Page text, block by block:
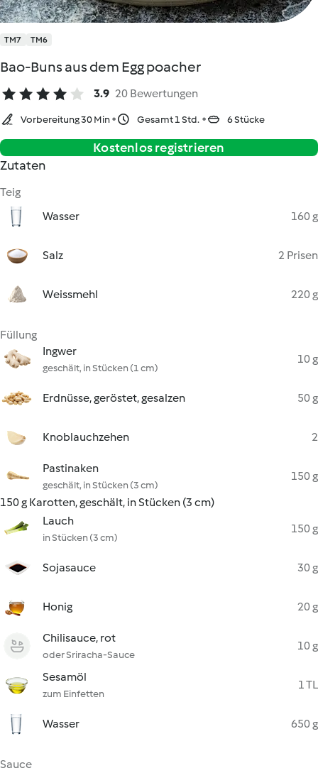
TM7 TM6
Bao-Buns aus dem Egg poacher
3.9 20 Bewertungen
Vorbereitung 30 Min Gesamt 1 Std. 6 Stücke
Kostenlos registrieren
Zutaten
Teig
Wasser
160 g
Salz 2 Prisen
Weissmehl 220 g
Füllung
Ingwer
geschält, in Stücken (1 cm)
10 g
Erdnüsse, geröstet, gesalzen 50 g
Knoblauchzehen 2
Pastinaken
geschält, in Stücken (3 cm)
150 g
150 g Karotten, geschält, in Stücken (3 cm)
Lauch
in Stücken (3 cm)
150 g
Sojasauce 30 g
Honig 20 g
Chilisauce, rot
oder Sriracha-Sauce
10 g
Sesamöl
zum Einfetten
1 TL
Wasser 650 g
Sauce